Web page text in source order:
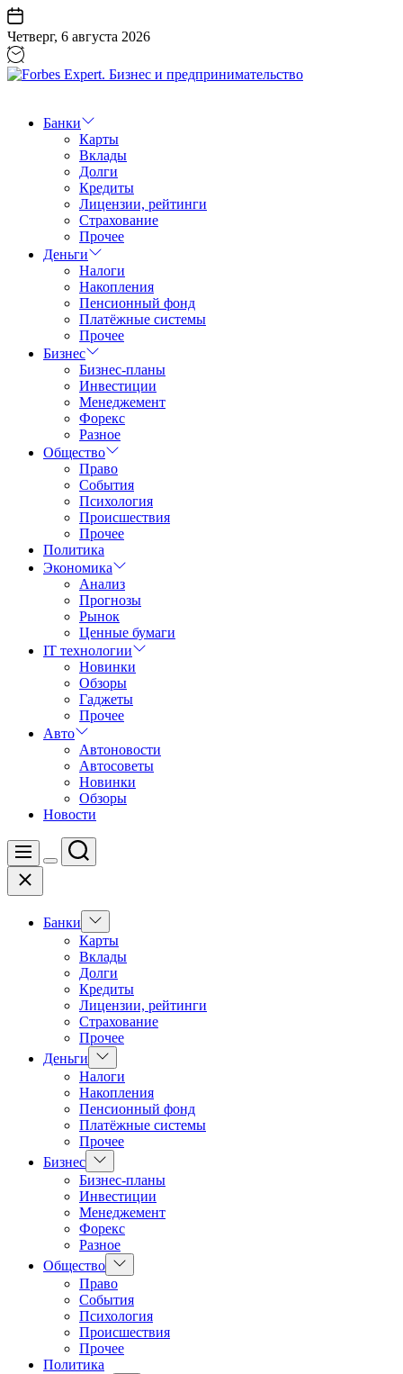
Перейти
к
содержанию
Четверг, 6 августа 2026
Бизнес
предпринимательство
Банки
Карты
Вклады
Долги
Кредиты
Лицензии, рейтинги
Страхование
Прочее
Деньги
Налоги
Накопления
Пенсионный фонд
Платёжные системы
Прочее
Бизнес
Бизнес-планы
Инвестиции
Менеджемент
Форекс
Разное
Общество
Право
События
Психология
Происшествия
Прочее
Политика
Экономика
Анализ
Прогнозы
Рынок
Ценные бумаги
IT технологии
Новинки
Обзоры
Гаджеты
Прочее
Авто
Автоновости
Автосоветы
Новинки
Обзоры
Новости
Меню
Цвет
Поиск
Закрыть
Банки
Показать
подменю
Карты
Вклады
Долги
Кредиты
Лицензии, рейтинги
Страхование
Прочее
Деньги
Показать
подменю
Налоги
Накопления
Пенсионный фонд
Платёжные системы
Прочее
Бизнес Показать
подменю
Бизнес-планы
Инвестиции
Менеджемент
Форекс
Разное
Общество Показать
подменю
Право
События
Психология
Происшествия
Прочее
Политика